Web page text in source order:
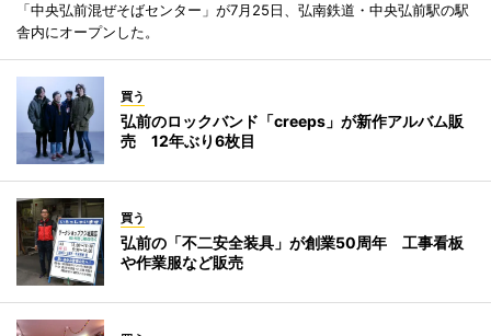
「中央弘前混ぜそばセンター」が7月25日、弘南鉄道・中央弘前駅の駅
舎内にオープンした。
買う
弘前のロックバンド「creeps」が新作アルバム販
売 12年ぶり6枚目
買う
弘前の「不二安全装具」が創業50周年 工事看板
や作業服など販売